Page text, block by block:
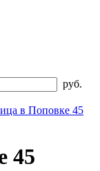
руб.
в Поповке 45
45